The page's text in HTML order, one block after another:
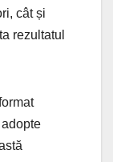
cât și
rezultatul